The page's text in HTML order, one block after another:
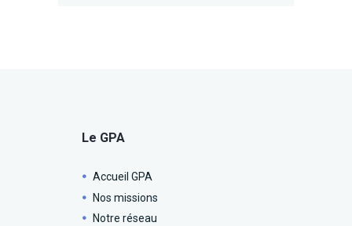
Le GPA
Accueil GPA
Nos missions
Notre réseau